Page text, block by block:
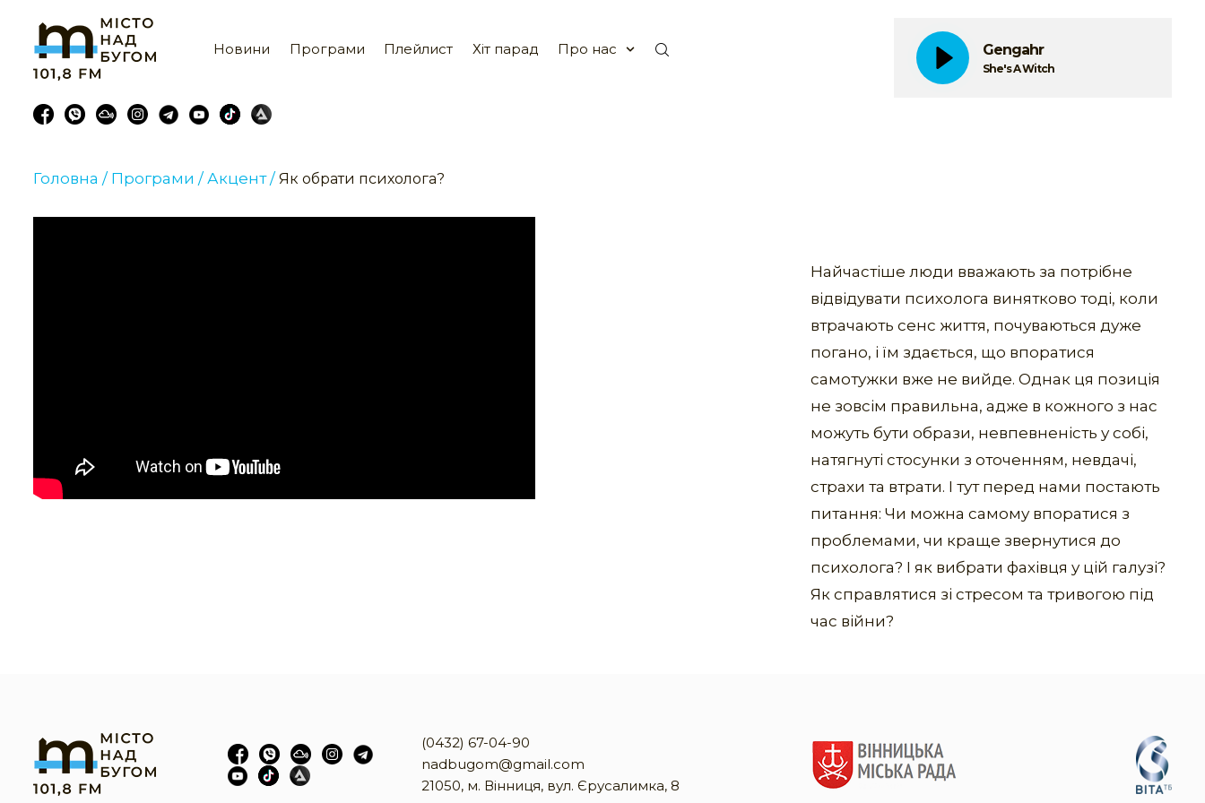
Новини Програми Плейлист Хіт парад Про нас Gengahr
She's A Witch
Головна / Програми / Акцент / Як обрати психолога?
Найчастіше люди вважають за потрібне
відвідувати психолога винятково тоді, коли
втрачають сенс життя, почуваються дуже
погано, і їм здається, що впоратися
самотужки вже не вийде. Однак ця позиція
не зовсім правильна, адже в кожного з нас
можуть бути образи, невпевненість у собі,
натягнуті стосунки з оточенням, невдачі,
страхи та втрати. І тут перед нами постають
питання: Чи можна самому впоратися з
проблемами, чи краще звернутися до
психолога? І як вибрати фахівця у цій галузі?
Як справлятися зі стресом та тривогою під
час війни?
(0432) 67-04-90
nadbugom@gmail.com
21050, м. Вінниця, вул. Єрусалимка, 8